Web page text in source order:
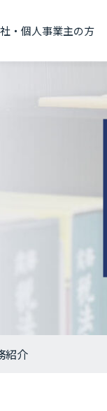
・個人事業主の方
紹介